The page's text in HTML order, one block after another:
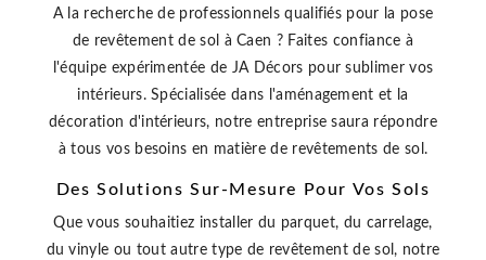
A la recherche de professionnels qualifiés pour la pose
de revêtement de sol à Caen ? Faites confiance à
l'équipe expérimentée de JA Décors pour sublimer vos
intérieurs. Spécialisée dans l'aménagement et la
décoration d'intérieurs, notre entreprise saura répondre
à tous vos besoins en matière de revêtements de sol.
Des Solutions Sur-Mesure Pour Vos Sols
Que vous souhaitiez installer du parquet, du carrelage,
du vinyle ou tout autre type de revêtement de sol, notre